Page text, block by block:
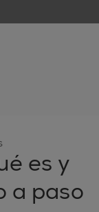
es y
a paso